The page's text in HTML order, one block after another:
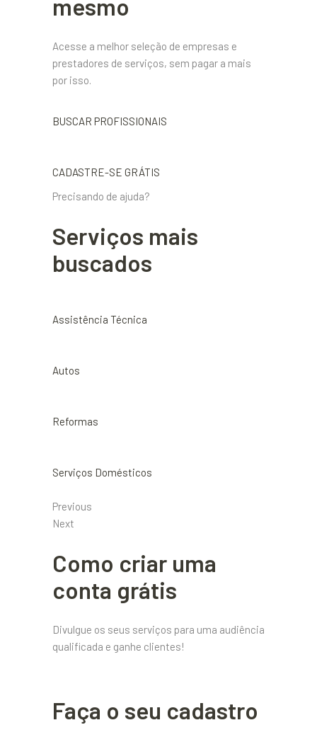
mesmo
Acesse a melhor seleção de empresas e
prestadores de serviços, sem pagar a mais
por isso.
BUSCAR PROFISSIONAIS
CADASTRE-SE GRÁTIS
Precisando de ajuda?
Serviços mais
buscados
Assistência Técnica
Autos
Reformas
Serviços Domésticos
Previous
Next
Como criar uma
conta grátis
Divulgue os seus serviços para uma audiência
qualificada e ganhe clientes!
Faça o seu cadastro